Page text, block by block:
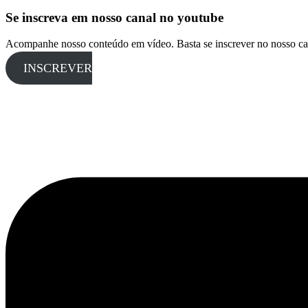
Se inscreva em nosso canal no youtube
Acompanhe nosso conteúdo em vídeo. Basta se inscrever no nosso
INSCREVER